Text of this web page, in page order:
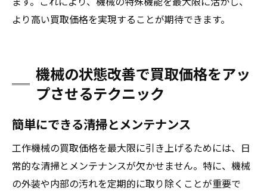
より高い買取価格を実現することが期待できます。
機械の状態改善で買取価格をアッ
プさせるテクニック
簡単にできる清掃とメンテナンス
工作機械の買取価格を最大限に引き上げるためには、日
常的な清掃とメンテナンスが欠かせません。特に、機械
の外装や内部の汚れを定期的に取り除くことが重要で